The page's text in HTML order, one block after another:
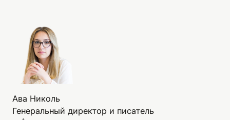
Ава Николь
Генеральный директор и писатель